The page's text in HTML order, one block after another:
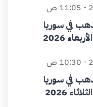
في سوريا
في سوريا